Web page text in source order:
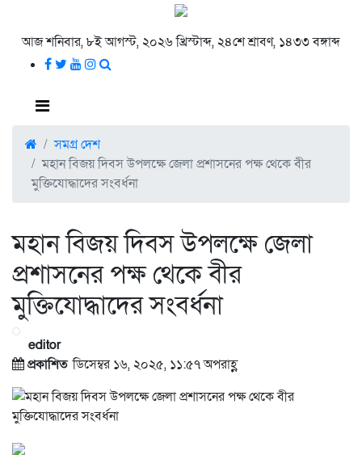
আজ শনিবার, ৮ই আগস্ট, ২০২৬ খ্রিস্টাব্দ, ২৪শে শ্রাবণ, ১৪৩৩ বঙ্গাব্দ
সমগ্র দেশ
মহান বিজয় দিবস উপলক্ষে জেলা প্রশাসনের পক্ষ থেকে বীর
মুক্তিযোদ্ধাদের সংবর্ধনা
মহান বিজয় দিবস উপলক্ষে জেলা
প্রশাসনের পক্ষ থেকে বীর
মুক্তিযোদ্ধাদের সংবর্ধনা
editor
প্রকাশিতডিসেম্বর ১৬, ২০২৫, ১১:৫৭ অপরাহ্ণ